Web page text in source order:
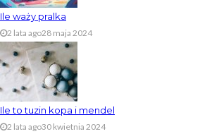
Ile waży pralka
2 lata ago28 maja 2024
Ile to tuzin kopa i mendel
2 lata ago30 kwietnia 2024